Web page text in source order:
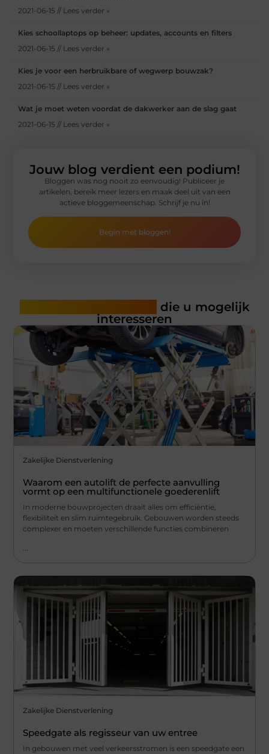
2021-06-15 // Lees verder »
Kies schoollaptops op beheer: updates, accounts en filters
2021-06-15 // Lees verder »
Kies je voor een herbruikbare of wegwerp bouwzak?
2021-06-15 // Lees verder »
Wat je moet weten voordat de dakwerker aan de slag gaat
2021-06-15 // Lees verder »
Jouw blog verdient een podium!
Bloggen was nog nooit zo eenvoudig! Publiceer je
artikelen, bereik meer lezers en maak deel uit van een
actieve bloggemeenschap. Schrijf je nu in!
Begin met bloggen!
die u mogelijk
interesseren
Zakelijke Dienstverlening
Waarom een autolift de perfecte aanvulling
vormt op een multifunctionele goederenlift
In moderne bouwprojecten draait alles om efficiëntie,
flexibiliteit en slim ruimtegebruik. Gebouwen worden steeds
complexer en moeten verschillende functies combineren
...
Zakelijke Dienstverlening
Speedgate als regisseur van uw entree
In gebouwen met veel verkeersstromen is een speedgate een